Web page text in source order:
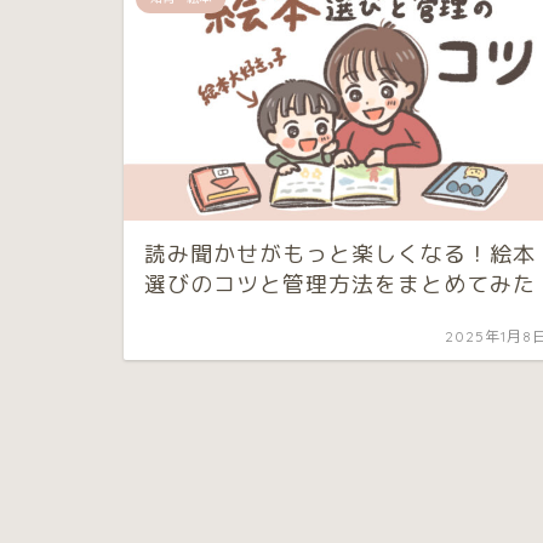
読み聞かせがもっと楽しくなる！絵本
選びのコツと管理方法をまとめてみた
2025年1月8